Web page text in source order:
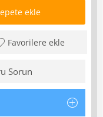
ekle
Favorilere ekle
Sorun